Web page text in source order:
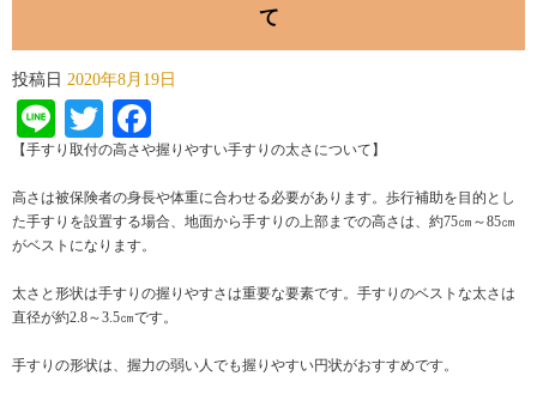
て
投稿日 2020年8月19日
LineTwitter
【手すり取付の高さや握りやすい手すりの太さについて】
高さは被保険者の身長や体重に合わせる必要があります。歩行補助を目的とし
た手すりを設置する場合、地面から手すりの上部までの高さは、約75㎝～85㎝
がベストになります。
太さと形状は手すりの握りやすさは重要な要素です。手すりのベストな太さは
直径が約2.8～3.5㎝です。
手すりの形状は、握力の弱い人でも握りやすい円状がおすすめです。